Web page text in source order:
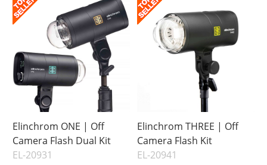
Elinchrom ONE | Off
Camera Flash Dual Kit
EL-20931
Elinchrom THREE | Off
Camera Flash Kit
EL-20941